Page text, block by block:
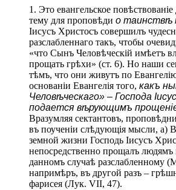
1. Это евангельское
тему для проповѣди о таинствѣ
Іисусъ Христосъ совершилъ
разслабленнаго такъ, чтобы
«что Сынъ Человѣческій имѣетъ
прощать грѣхи» (ст. 6). Но наши
тѣмъ, что они живутъ по
основаніи Евангелія того, какъ
Человѣческаго» – Господа
подается вѣрующимъ
Вразумляя сектантовъ,
въ поученіи слѣдующія мысли, а)
земной жизни Господь Іисусъ
непосредственно прощалъ людямъ
данномъ случаѣ разслабленному
напримѣръ, въ другой разъ –
фарисея (Лук. VII, 47).